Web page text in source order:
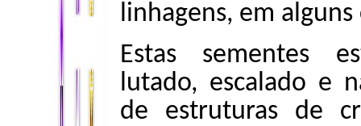
linhagens, em
Estas sementes
lutado, escalado e
de estruturas de